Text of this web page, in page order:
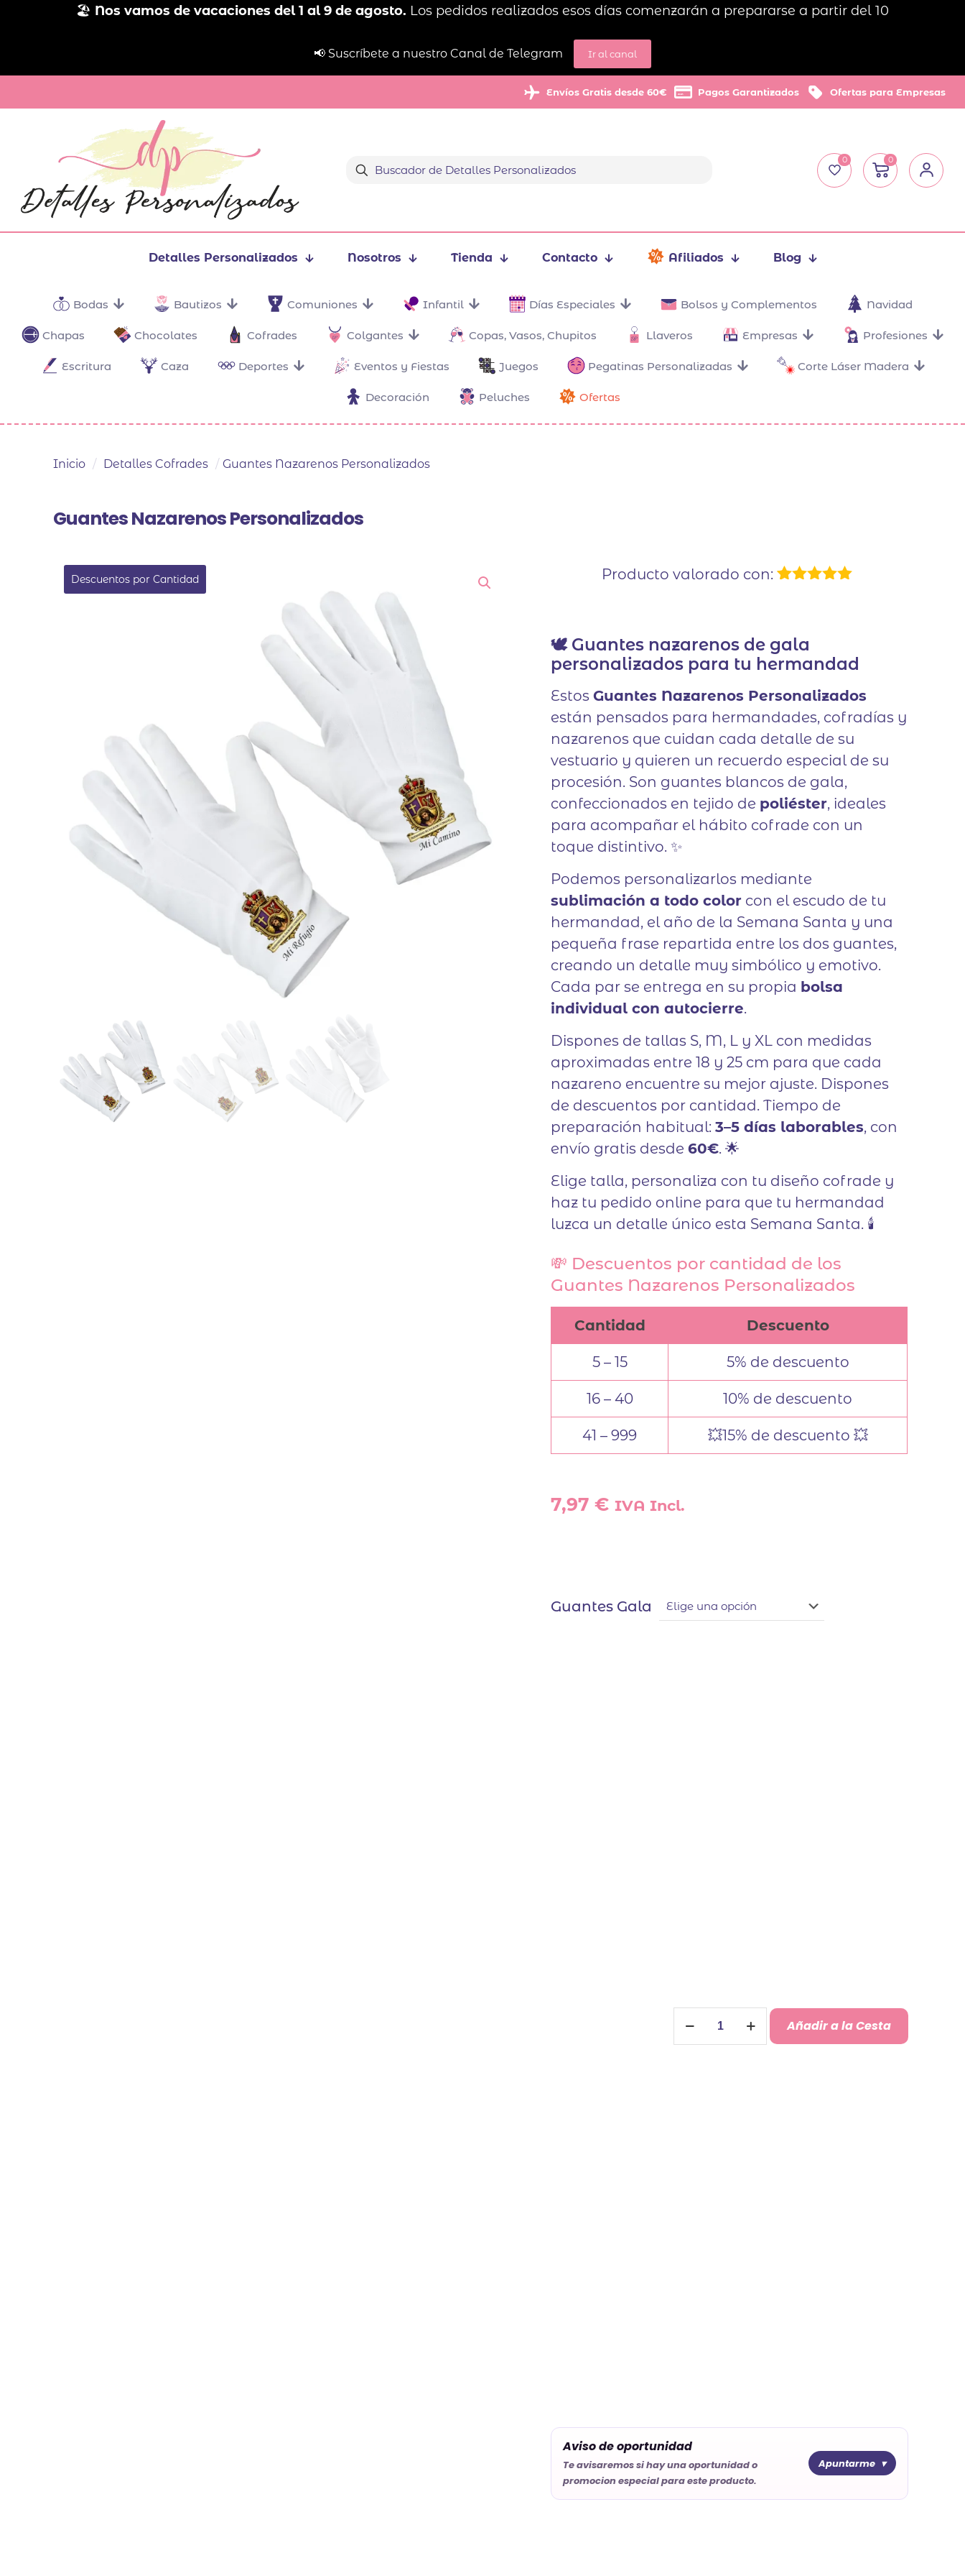
🏖️ Nos vamos de vacaciones del 1 al 9 de agosto. Los pedidos realizados esos días comenzarán a prepararse a partir del 10
📢 Suscríbete a nuestro Canal de Telegram Ir al canal
Envíos Gratis desde 60€ Pagos Garantizados Ofertas para Empresas
0 0
Detalles Personalizados Nosotros Tienda Contacto Afiliados Blog
Bodas Bautizos Comuniones Infantil Días Especiales Bolsos y Complementos Navidad
Chapas Chocolates Cofrades Colgantes Copas, Vasos, Chupitos Llaveros Empresas Profesiones
Escritura Caza Deportes Eventos y Fiestas Juegos Pegatinas Personalizadas Corte Láser Madera
Decoración Peluches Ofertas
Inicio / Detalles Cofrades / Guantes Nazarenos Personalizados
Guantes Nazarenos Personalizados
Producto valorado con:
valoración
de un
cliente
🕊️ Guantes nazarenos de gala
personalizados para tu hermandad
EstosGuantes Nazarenos Personalizados
están pensados para hermandades, cofradías y
nazarenos que cuidan cada detalle de su
vestuario y quieren un recuerdo especial de su
procesión. Son guantes blancos de gala,
confeccionados en tejido de poliéster, ideales
para acompañar el hábito cofrade con un
toque distintivo. ✨
Podemos personalizarlos mediante
sublimación a todo color con el escudo de tu
hermandad, el año de la Semana Santa y una
pequeña frase repartida entre los dos guantes,
creando un detalle muy simbólico y emotivo.
Cada par se entrega en su propia bolsa
individual con autocierre.
Dispones de tallas S, M, L y XL con medidas
aproximadas entre 18 y 25 cm para que cada
nazareno encuentre su mejor ajuste. Dispones
de descuentos por cantidad. Tiempo de
preparación habitual:3–5 días laborables, con
envío gratis desde60€. 🌟
Elige talla, personaliza con tu diseño cofrade y
haz tu pedido online para que tu hermandad
luzca un detalle único esta Semana Santa. 🕯️
💸 Descuentos por cantidad de los
Guantes Nazarenos Personalizados
Cantidad Descuento
5 – 15 5% de descuento
16 – 40 10% de descuento
41 – 999 💥15% de descuento 💥
7,97€ IVA Incl.
Guantes Gala
Guantes
Añadir a la Cesta
Aviso de oportunidad
Te avisaremos si hay una oportunidad o
promocion especial para este producto.
Apuntarme